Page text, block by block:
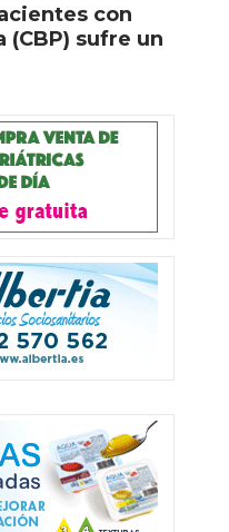
con
sufre un